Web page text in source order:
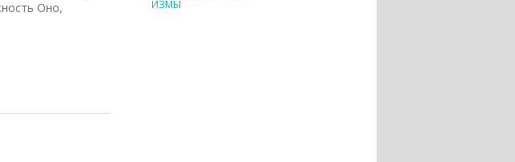
Оно,
ИЗМЫ